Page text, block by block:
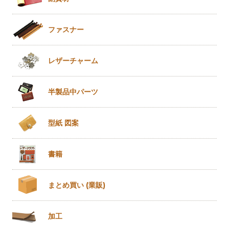
ファスナー
レザーチャーム
半製品中パーツ
型紙 図案
書籍
まとめ買い (業販)
加工